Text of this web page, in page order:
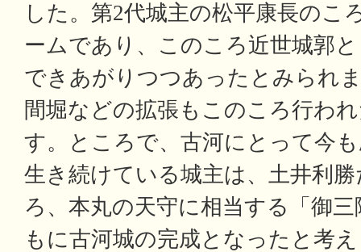
した。第2代城主の松平康長のこ
ームであり、このころ近世城郭
できあがりつつあったとみられ
間堀などの拡張もこのころ行わ
す。ところで、古河にとって今
生き続けている城主は、土井利
ろ、本丸の天守に相当する「御
もに古河城の完成となったと考